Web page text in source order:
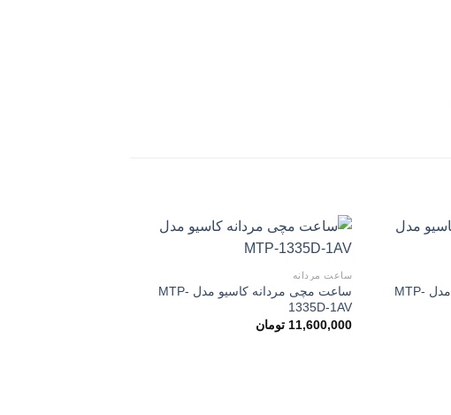
افزودنساعت مچی مردانه کاسیو مدل MTP-
افزودن
ساعت مردانه
ساعت مچی مردانه کاسیو مدل MTP-
1335D-1AV
11,600,000 تومان